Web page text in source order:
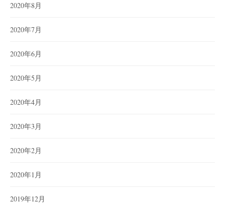
2020年8月
2020年7月
2020年6月
2020年5月
2020年4月
2020年3月
2020年2月
2020年1月
2019年12月